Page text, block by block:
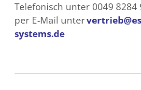
Telefonisch unter 0049 8284
per E-Mail unter
systems.de